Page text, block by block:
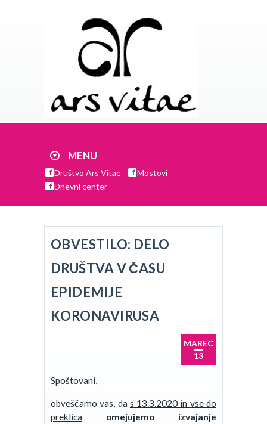
MENU
Društvo Ars Vitae
Mostovi
Dnevni center
OBVESTILO: DELO
DRUŠTVA V ČASU
EPIDEMIJE
KORONAVIRUSA
MAREC
13
Spoštovani,
obveščamo vas, da s 13.3.2020 in vse do
preklica
omejujemo izvajanje